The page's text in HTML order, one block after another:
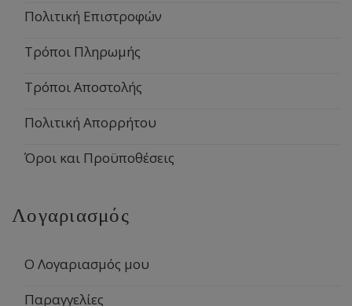
Πολιτική Επιστροφών
Τρόποι Πληρωμής
Τρόποι Αποστολής
Πολιτική Απορρήτου
Όροι και Προϋποθέσεις
Λογαριασμός
Ο Λογαριασμός μου
Παραγγελίες